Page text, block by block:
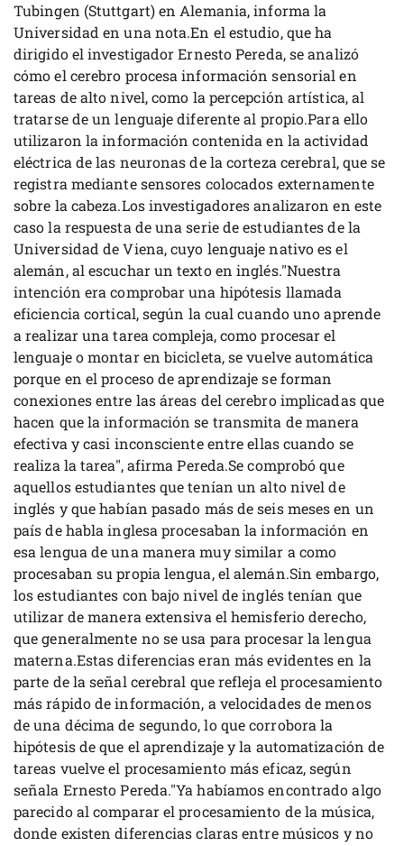
Tubingen (Stuttgart) en Alemania, informa la
Universidad en una nota.En el estudio, que ha
dirigido el investigador Ernesto Pereda, se analizó
cómo el cerebro procesa información sensorial en
tareas de alto nivel, como la percepción artística, al
tratarse de un lenguaje diferente al propio.Para ello
utilizaron la información contenida en la actividad
eléctrica de las neuronas de la corteza cerebral, que se
registra mediante sensores colocados externamente
sobre la cabeza.Los investigadores analizaron en este
caso la respuesta de una serie de estudiantes de la
Universidad de Viena, cuyo lenguaje nativo es el
alemán, al escuchar un texto en inglés."Nuestra
intención era comprobar una hipótesis llamada
eficiencia cortical, según la cual cuando uno aprende
a realizar una tarea compleja, como procesar el
lenguaje o montar en bicicleta, se vuelve automática
porque en el proceso de aprendizaje se forman
conexiones entre las áreas del cerebro implicadas que
hacen que la información se transmita de manera
efectiva y casi inconsciente entre ellas cuando se
realiza la tarea", afirma Pereda.Se comprobó que
aquellos estudiantes que tenían un alto nivel de
inglés y que habían pasado más de seis meses en un
país de habla inglesa procesaban la información en
esa lengua de una manera muy similar a como
procesaban su propia lengua, el alemán.Sin embargo,
los estudiantes con bajo nivel de inglés tenían que
utilizar de manera extensiva el hemisferio derecho,
que generalmente no se usa para procesar la lengua
materna.Estas diferencias eran más evidentes en la
parte de la señal cerebral que refleja el procesamiento
más rápido de información, a velocidades de menos
de una décima de segundo, lo que corrobora la
hipótesis de que el aprendizaje y la automatización de
tareas vuelve el procesamiento más eficaz, según
señala Ernesto Pereda."Ya habíamos encontrado algo
parecido al comparar el procesamiento de la música,
donde existen diferencias claras entre músicos y no